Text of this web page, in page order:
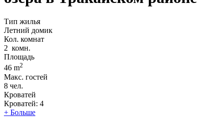
Тип жилья
Летний домик
Кол. комнат
2 комн.
Площадь
46 m2
Макс. гостей
8 чел.
Кроватей
Кроватей: 4
+ Больше